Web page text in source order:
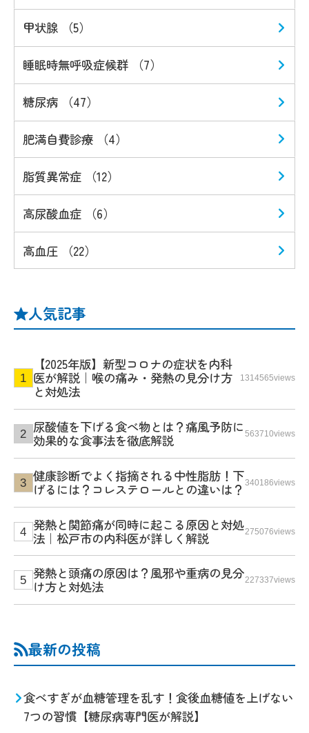
甲状腺 （5）
睡眠時無呼吸症候群 （7）
糖尿病 （47）
肥満自費診療 （4）
脂質異常症 （12）
高尿酸血症 （6）
高血圧 （22）
人気記事
【2025年版】新型コロナの症状を内科
医が解説｜喉の痛み・発熱の見分け方
と対処法
1314565views
尿酸値を下げる食べ物とは？痛風予防に
効果的な食事法を徹底解説
563710views
健康診断でよく指摘される中性脂肪！下
げるには？コレステロールとの違いは？ 340186views
発熱と関節痛が同時に起こる原因と対処
法｜松戸市の内科医が詳しく解説
275076views
発熱と頭痛の原因は？風邪や重病の見分
け方と対処法
227337views
最新の投稿
食べすぎが血糖管理を乱す！食後血糖値を上げない
7つの習慣【糖尿病専門医が解説】